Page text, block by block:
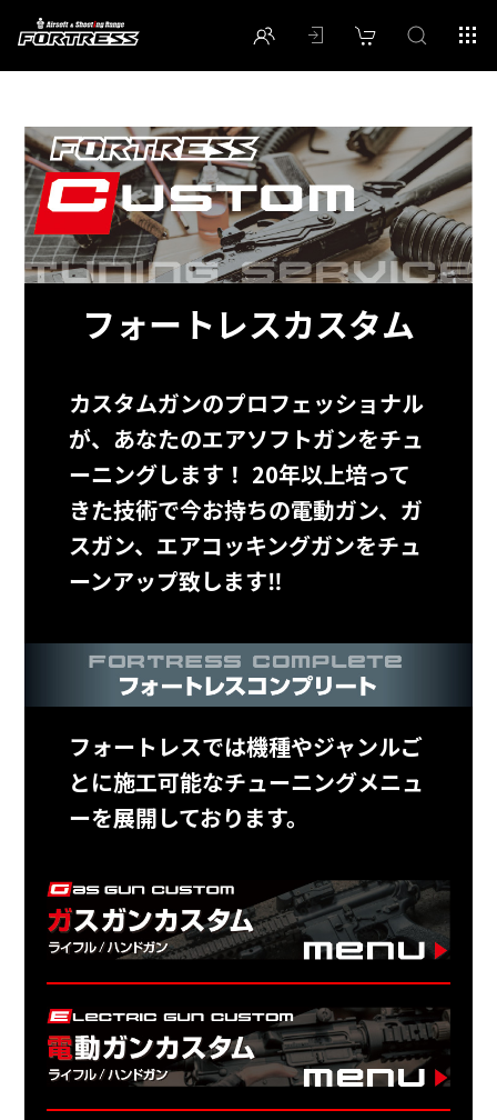
フォートレスカスタム
カスタムガンのプロフェッショナル
が、あなたのエアソフトガンをチュ
ーニングします！ 20年以上培って
きた技術で今お持ちの電動ガン、ガ
スガン、エアコッキングガンをチュ
ーンアップ致します‼
フォートレスでは機種やジャンルご
とに施工可能なチューニングメニュ
ーを展開しております。